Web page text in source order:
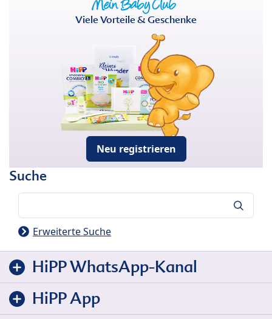
Viele Vorteile & Geschenke
Neu registrieren
Suche
Erweiterte Suche
HiPP WhatsApp-Kanal
HiPP App